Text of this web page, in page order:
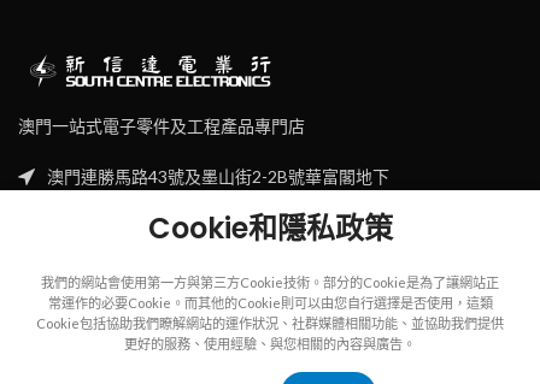
澳門一站式電子零件及工程產品專門店
澳門連勝馬路43號及墨山街2-2B號華富閣地下
2023SOUTH CENTRE ELECTRIONCISAll rights reserved.
Cookie和隱私政策
我們的網站會使用第一方與第三方Cookie技術。部分的Cookie是為了讓網站正
常運作的必要Cookie。而其他的Cookie則可以由您自行選擇是否使用，這類
Cookie包括協助我們瞭解網站的運作狀況、社群媒體相關功能、並協助我們提供
更好的服務、使用經驗、與您相關的內容與廣告。